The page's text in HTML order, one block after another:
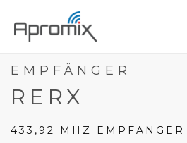
EMPFÄNGER
RERX
433,92 MHZ EMPFÄNGER